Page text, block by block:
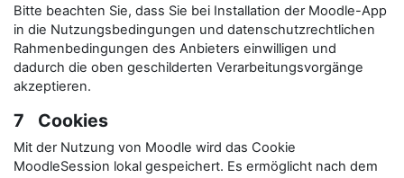
Bitte beachten Sie, dass Sie bei Installation der Moodle-App
in die Nutzungsbedingungen und datenschutzrechtlichen
Rahmenbedingungen des Anbieters einwilligen und
dadurch die oben geschilderten Verarbeitungsvorgänge
akzeptieren.
7 Cookies
Mit der Nutzung von Moodle wird das Cookie
MoodleSession lokal gespeichert. Es ermöglicht nach dem